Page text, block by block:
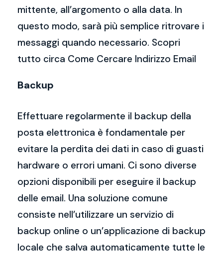
mittente, all’argomento o alla data. In
questo modo, sarà più semplice ritrovare i
messaggi quando necessario. Scopri
tutto circa Come Cercare Indirizzo Email
Backup
Effettuare regolarmente il backup della
posta elettronica è fondamentale per
evitare la perdita dei dati in caso di guasti
hardware o errori umani. Ci sono diverse
opzioni disponibili per eseguire il backup
delle email. Una soluzione comune
consiste nell’utilizzare un servizio di
backup online o un’applicazione di backup
locale che salva automaticamente tutte le